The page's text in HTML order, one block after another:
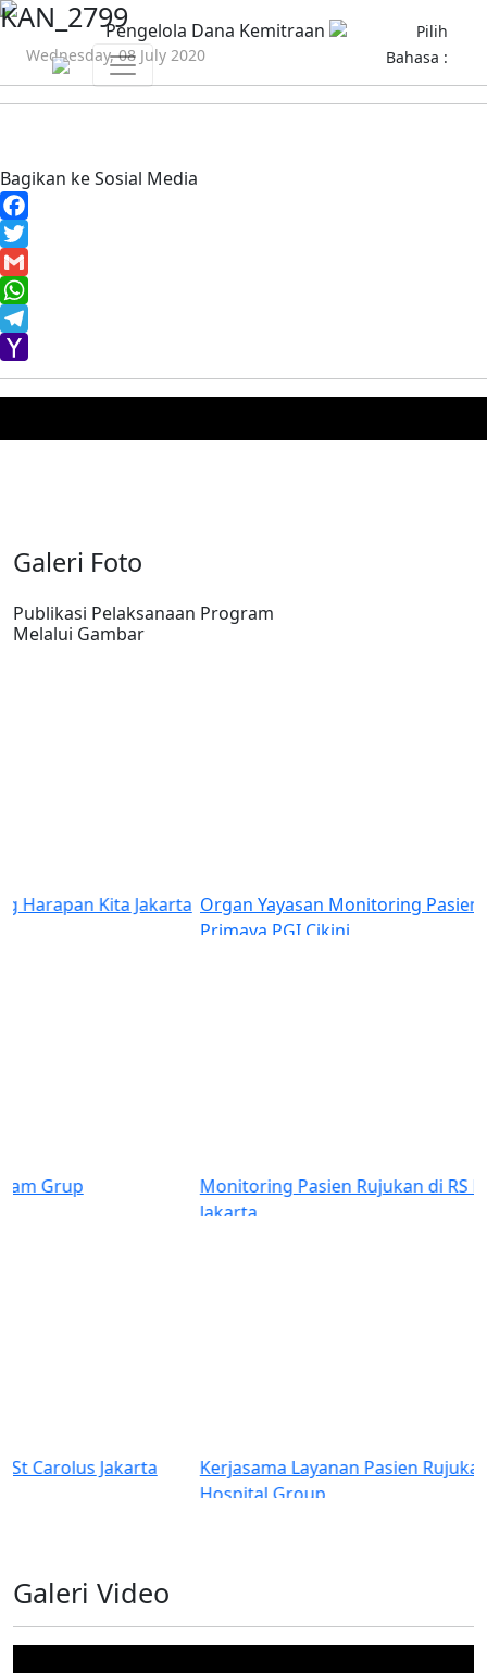
Pengelola Dana Kemitraan
Pilih
Bahasa :
KAN_2799
Wednesday, 08 July 2020
Bagikan ke Sosial Media
Facebook
Twitter
Gmail
WhatsApp
Telegram
Yahoo
Mail
Galeri Foto
Publikasi Pelaksanaan Program
Melalui Gambar
Organ Yayasan Monitoring Pasien Rujukan di RS
Monitoring Pasien Rujukan di RS Kanker Dharmais
Kerjasama Layanan Pasien Rujukan dengan Primaya
Galeri Video